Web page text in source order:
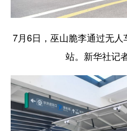
7月6日，巫山脆李通过无
站。新华社记